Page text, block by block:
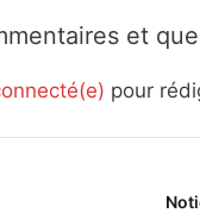
et
pour